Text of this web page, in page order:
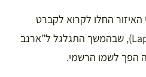
החלו לקרוא לקברט
“הארנב של ז’יל” (Lapin à Gill), שבהמשך התגלגל ל”ארנב